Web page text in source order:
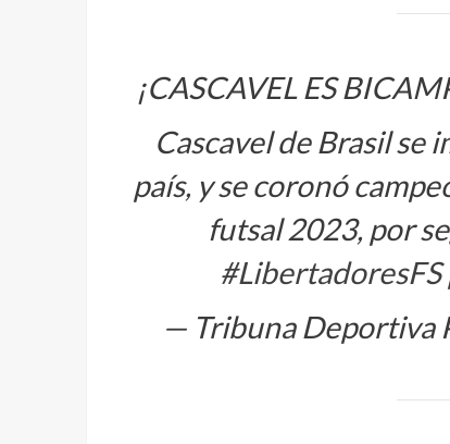
¡CASCAVEL ES
Cascavel de Brasil se
país, y se coronó
futsal 2023, por
#LibertadoresFS
— Tribuna Deportiva